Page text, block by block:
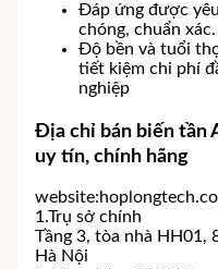
Đáp ứng được
chóng, chuẩn xác.
Độ bền và tuổi
tiết kiệm chi phí
nghiệp
Địa chỉ bán biến tần
uy tín, chính hãng
1.Trụ sở chính
Tầng 3, tòa nhà HH01,
Hà Nội